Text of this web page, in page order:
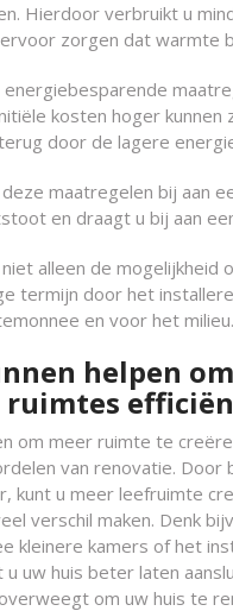
Hierdoor verbruikt u
zorgen dat
kosten hoger
door de lagere
maatregelen bij aan
en draagt u bij aan
alleen de mogelijkheid
termijn door het
en voor het milieu.
helpen
ruimtes
om meer ruimte te
van renovatie.
kunt u meer leefruimte
verschil maken. Denk
kleinere kamers of het
u uw huis beter laten
om uw huis te